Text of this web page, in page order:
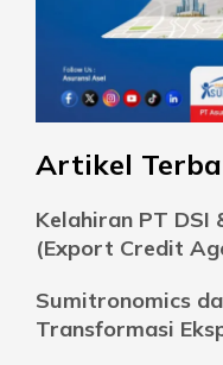
Artikel
Kelahiran PT DSI
(Export Credit
Sumitronomics
Transformasi